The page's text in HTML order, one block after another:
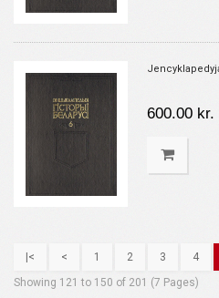
600.00 kr.
|< < 1 2 3 4
Showing 121 to 150 of 201 (7 Pages)